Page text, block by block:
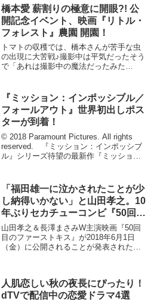
キャスト陣が集結した「完成報告会見」
が行われた。...
橋本愛 薪割りの極意に開眼?! 公
開記念イベント、映画『リトル・
フォレスト』農園 開園！
トマトの収穫では、橋本さんが苦手な虫
の出現に大苦戦♪撮影中は平気だったそう
で「あれは撮影中の魔法だったみた
収穫！こちらのリトル・フォレスト農園
の様子は、これから公式サイ...
『ミッション：インポッシブル／
フォールアウト』世界初出しポス
ターが到着！
© 2018 Paramount Pictures. All rights
reserved. 『ミッション：インポッシブ
ル』シリーズ待望の最新作『ミッショ
の度、...
「福田雄一に泣かされたことが少
し納得いかない」と山田孝之。10
年ぶりセカチューコンビ『50回目
のファーストキス』
山田孝之＆長澤まさみW主演映画『50回
目のファーストキス』が2018年6月1日
（金）に公開されることが発表された。
ス』は2018年6...
人肌恋しい秋の夜長にぴったり！
dTVで配信中の恋愛ドラマ4選